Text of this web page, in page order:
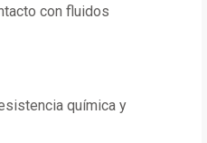
con fluidos
química y